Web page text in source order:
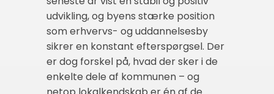
udvikling, og byens stærke position
som erhvervs- og uddannelsesby
sikrer en konstant efterspørgsel. Der
er dog forskel på, hvad der sker i de
enkelte dele af kommunen – og